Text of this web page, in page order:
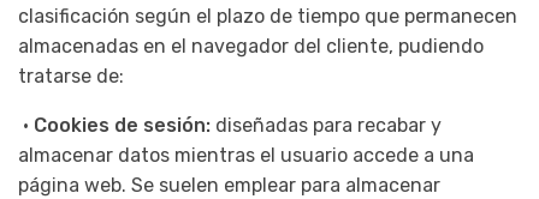
clasificación según el plazo de tiempo que permanecen
almacenadas en el navegador del cliente, pudiendo
tratarse de:
• Cookies de sesión: diseñadas para recabar y
almacenar datos mientras el usuario accede a una
página web. Se suelen emplear para almacenar